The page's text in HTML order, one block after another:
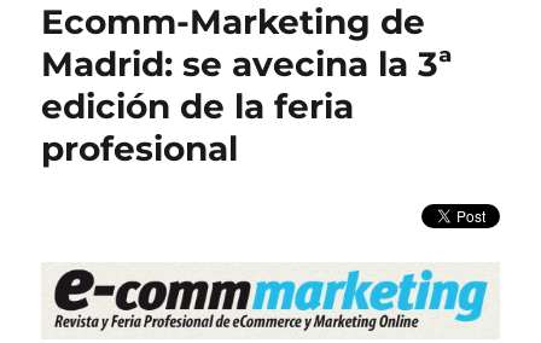
Ecomm-Marketing de
Madrid: se avecina la 3ª
edición de la feria
profesional